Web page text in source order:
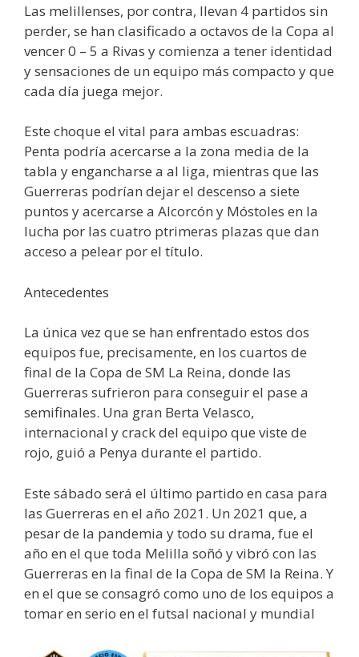
Las melillenses, por contra, llevan 4 partidos sin
perder, se han clasificado a octavos de la Copa al
vencer 0 – 5 a Rivas y comienza a tener identidad
y sensaciones de un equipo más compacto y que
cada día juega mejor.
Este choque el vital para ambas escuadras:
Penta podría acercarse a la zona media de la
tabla y engancharse a al liga, mientras que las
Guerreras podrían dejar el descenso a siete
puntos y acercarse a Alcorcón y Móstoles en la
lucha por las cuatro ptrimeras plazas que dan
acceso a pelear por el título.
Antecedentes
La única vez que se han enfrentado estos dos
equipos fue, precisamente, en los cuartos de
final de la Copa de SM La Reina, donde las
Guerreras sufrieron para conseguir el pase a
semifinales. Una gran Berta Velasco,
internacional y crack del equipo que viste de
rojo, guió a Penya durante el partido.
Este sábado será el último partido en casa para
las Guerreras en el año 2021. Un 2021 que, a
pesar de la pandemia y todo su drama, fue el
año en el que toda Melilla soñó y vibró con las
Guerreras en la final de la Copa de SM la Reina. Y
en el que se consagró como uno de los equipos a
tomar en serio en el futsal nacional y mundial